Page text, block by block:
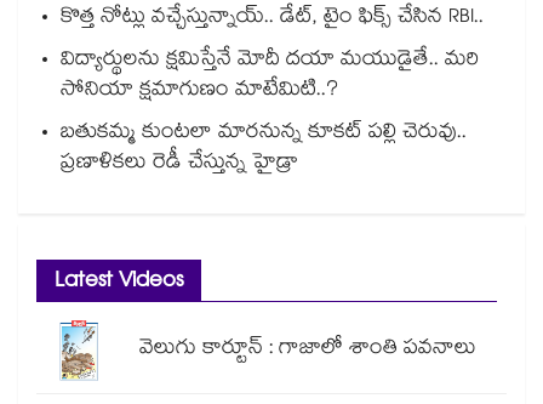
కొత్త నోట్లు వచ్చేస్తున్నాయ్.. డేట్, టైం ఫిక్స్ చేసిన RBI..
విద్యార్థులను క్షమిస్తేనే మోదీ దయా మయుడైతే.. మరి
సోనియా క్షమాగుణం మాటేమిటి..?
బతుకమ్మ కుంటలా మారనున్న కూకట్ పల్లి చెరువు..
ప్రణాళికలు రెడీ చేస్తున్న హైడ్రా
Latest Videos
వెలుగు కార్టూన్ : గాజాలో శాంతి పవనాలు